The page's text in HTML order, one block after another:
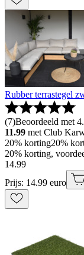
Rubber terrastegel
(7)Beoordeeld met
11.99 met Club
20% korting20%
20% korting,
14.99
Prijs: 14.99 euro